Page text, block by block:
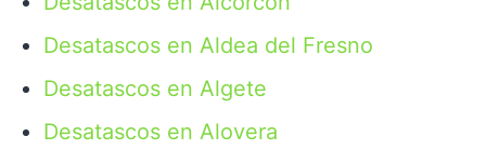
Desatascos en Aldea del Fresno
Desatascos en Algete
Desatascos en Alovera